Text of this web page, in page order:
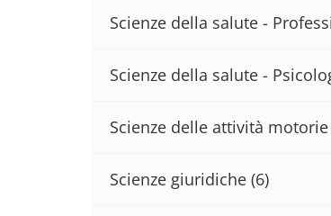
Scienze della salute -
Scienze della salute -
Scienze delle attività motorie
Scienze giuridiche (6)